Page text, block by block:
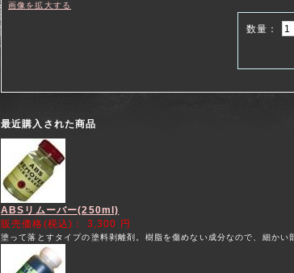
画像を拡大する
数量：
最近購入された商品
ABSリムーバー(250ml)
販売価格(税込)： 3,300 円
塗って落とすタイプの塗料剥離剤。樹脂を傷めない成分なので、細かい